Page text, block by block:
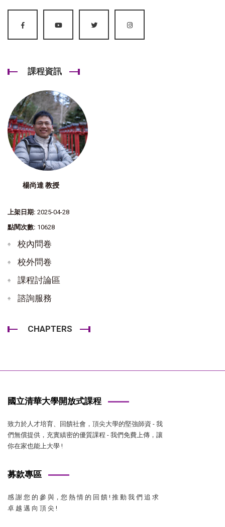
課程資訊
楊尚達 教授
上架日期: 2025-04-28
點閱次數: 10628
校內問卷
校外問卷
課程討論區
諮詢服務
CHAPTERS
國立清華大學開放式課程
致力於人才培育、回饋社會，頂尖大學的堅強師資 - 我
們無償提供，充實縝密的優質課程 - 我們免費上傳，讓
你在家也能上大學 !
募款專區
感 謝 您 的 參 與，您 熱 情 的 回 饋 ! 推 動 我 們 追 求
卓 越 邁 向 頂 尖 !